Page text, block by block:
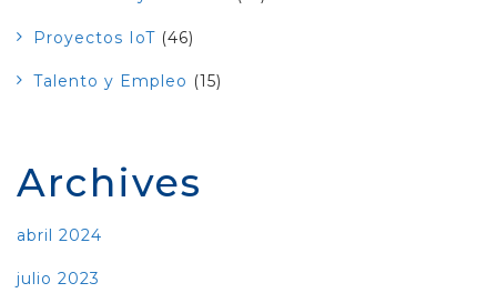
Proyectos IoT (46)
Talento y Empleo (15)
Archives
abril 2024
julio 2023